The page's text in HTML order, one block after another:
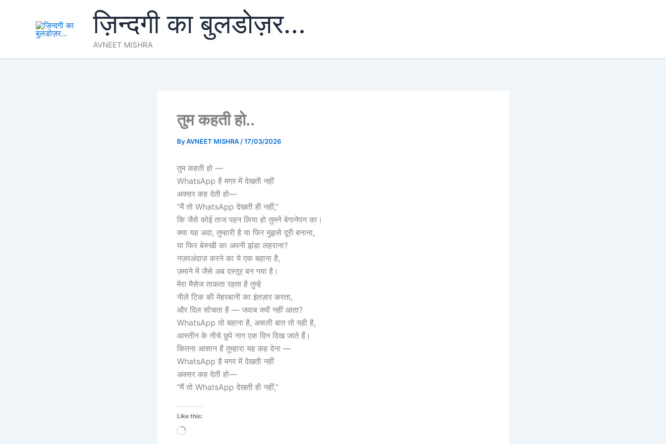
ज़िन्दगी का बुलडोज़र...
AVNEET MISHRA
तुम कहती हो..
ByAVNEET MISHRA /17/03/2026
तुम कहती हो —
WhatsApp है मगर में देखती नहीं
अक्सर कह देती हो—
“मैं तो WhatsApp देखती ही नहीं,”
कि जैसे कोई ताज पहन लिया हो तुमने बेगानेपन का।
क्या यह अदा, तुम्हारी है या फिर मुझसे दूरी बनाना,
या फिर बेरुखी का अपनी झंडा लहराना?
नज़रअंदाज़ करने का ये एक बहाना है,
ज़माने में जैसे अब दस्तूर बन गया है।
मेरा मैसेज ताकता रहता है तुम्हे
नीले टिक की मेहरबानी का इंतज़ार करता,
और दिल सोचता है — जवाब क्यों नहीं आता?
WhatsApp तो बहाना है, असली बात तो यही है,
आस्तीन के नीचे छुपे नाग एक दिन दिख जाते हैं।
कितना आसान है तुम्हारा यह कह देना —
WhatsApp है मगर में देखती नहीं
अक्सर कह देती हो—
“मैं तो WhatsApp देखती ही नहीं,”
Like this:
Loading…